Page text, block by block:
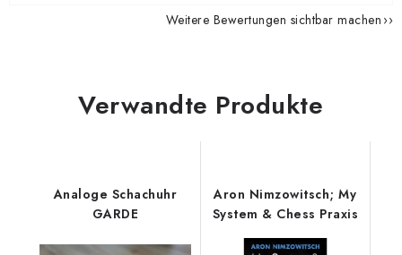
Weitere Bewertungen sichtbar machen
Verwandte Produkte
Analoge Schachuhr
GARDE
Aron Nimzowitsch; My
System & Chess Praxis